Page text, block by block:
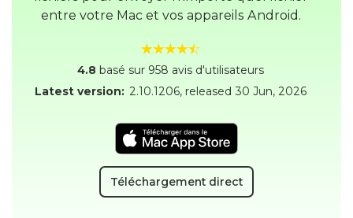
entre votre Mac et vos appareils Android.
4.8 basé sur 958 avis d'utilisateurs
Latest version: 2.10.1206, released 30 Jun, 2026
Téléchargement direct